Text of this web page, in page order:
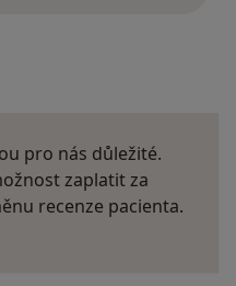
pro nás důležité.
zaplatit za
recenze pacienta.